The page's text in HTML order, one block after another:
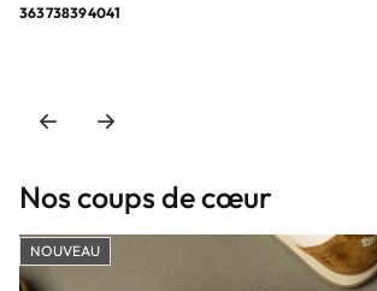
363738394041
Nos coups de cœur
NOUVEAU